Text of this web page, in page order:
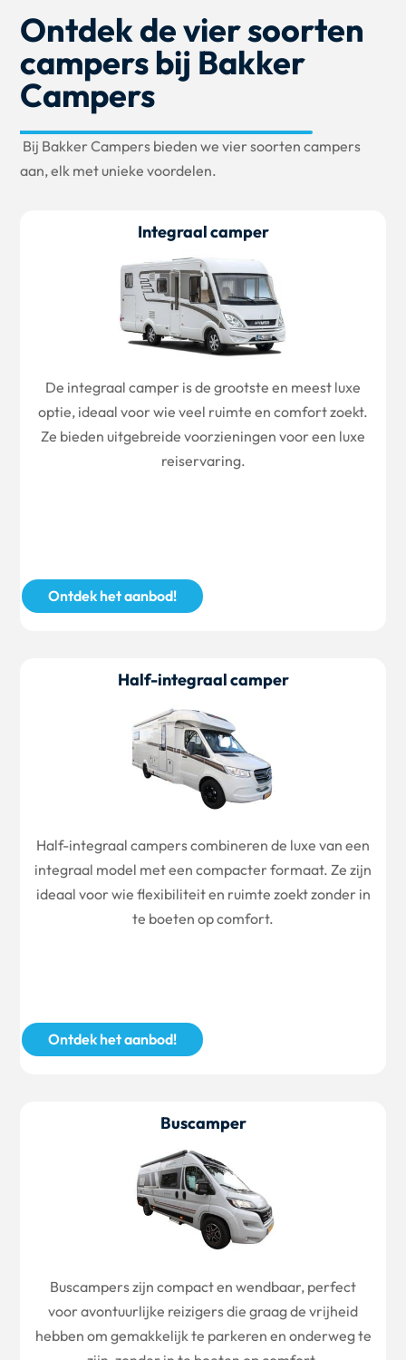
Ontdek de vier soorten
campers bij Bakker
Campers
Bij Bakker Campers bieden we vier soorten campers
aan, elk met unieke voordelen.
Integraal camper
De integraal camper is de grootste en meest luxe
optie, ideaal voor wie veel ruimte en comfort zoekt.
Ze bieden uitgebreide voorzieningen voor een luxe
reiservaring.
Ontdek het aanbod!
Half-integraal camper
Half-integraal campers combineren de luxe van een
integraal model met een compacter formaat. Ze zijn
ideaal voor wie flexibiliteit en ruimte zoekt zonder in
te boeten op comfort.
Ontdek het aanbod!
Buscamper
Buscampers zijn compact en wendbaar, perfect
voor avontuurlijke reizigers die graag de vrijheid
hebben om gemakkelijk te parkeren en onderweg te